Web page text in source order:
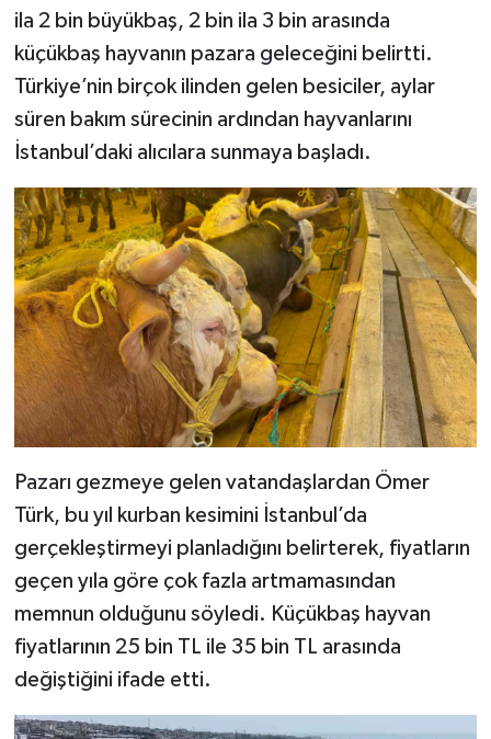
ila 2 bin büyükbaş, 2 bin ila 3 bin arasında
küçükbaş hayvanın pazara geleceğini belirtti.
Türkiye’nin birçok ilinden gelen besiciler, aylar
süren bakım sürecinin ardından hayvanlarını
İstanbul’daki alıcılara sunmaya başladı.
Pazarı gezmeye gelen vatandaşlardan Ömer
Türk, bu yıl kurban kesimini İstanbul’da
gerçekleştirmeyi planladığını belirterek, fiyatların
geçen yıla göre çok fazla artmamasından
memnun olduğunu söyledi. Küçükbaş hayvan
fiyatlarının 25 bin TL ile 35 bin TL arasında
değiştiğini ifade etti.